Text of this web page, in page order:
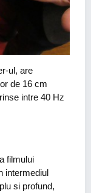
ul, are
de 16 cm
intre 40 Hz
filmului
intermediul
si profund,